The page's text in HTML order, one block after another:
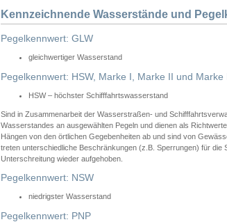
Kennzeichnende Wasserstände und
Pegelkennwert: GLW
gleichwertiger Wasserstand
Pegelkennwert: HSW, Marke I, Marke II und Marke
HSW – höchster Schifffahrtswasserstand
Sind in Zusammenarbeit der Wasserstraßen- und
Wasserstandes an ausgewählten Pegeln und dienen als
Hängen von den örtlichen Gegebenheiten ab und sind von
treten unterschiedliche Beschränkungen (z.B. Sperrungen) für
Unterschreitung wieder aufgehoben.
Pegelkennwert: NSW
niedrigster Wasserstand
Pegelkennwert: PNP